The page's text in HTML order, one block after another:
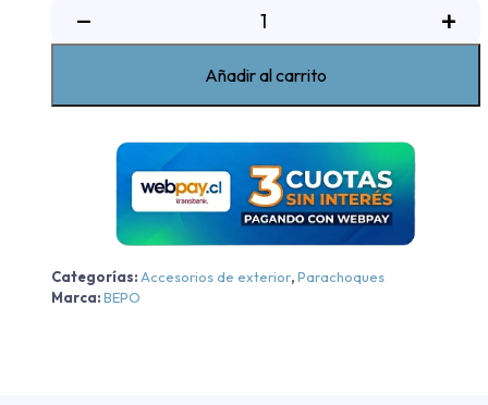
−
Volkswagen
Amarok
Trendline/Comforline
-
Cromo
-
Cromo
+
Añadir al carrito
Categorías: Accesorios de exterior,Parachoques
Marca:BEPO